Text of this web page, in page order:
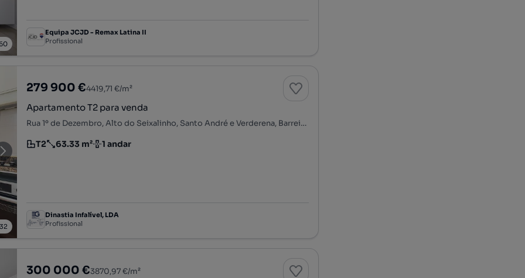
Equipa JCJD - Remax Latina II
Profissional
32
279 900 €4419,71 €/m²
Apartamento T2 para venda
Rua 1º de Dezembro, Alto do Seixalinho, Santo André e Verderena, Barreiro, Setúbal
Tipologia
T2
Preço por metro quadrado
63.33 m²
Andar 1 andar
Dinastia Infalível, LDA
Profissional
300 000 €3870,97 €/m²